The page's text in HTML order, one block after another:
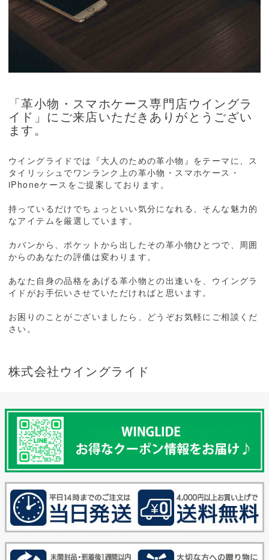
「革小物・スマホケース専門店ウイングラ
イド」にご来店いただきありがとうござい
ます。
ウイングライドでは『大人のための革小物』をテーマに、ス
タイリッシュでワンランク上の革小物・スマホケース・
iPhoneケースをご提案しております。
持っているだけでちょっといい気分になれる、そんな魅力的
なアイテムを厳選しています。
カバンから、ポケットから出したその革小物ひとつで、周囲
からのあなたの評価は変わります。
あなた自身の品格をあげる革小物との出逢いを、ウイングラ
イドがお手伝いさせていただければと思います。
お困りのことがございましたら、どうぞお気軽にご相談くだ
さい。
株式会社ウイングライド